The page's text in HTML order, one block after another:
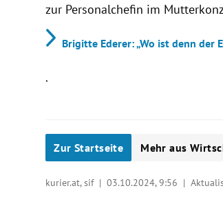
zur Personalchefin im
Brigitte Ederer: „Wo ist denn der
.
Zur Startseite Mehr aus
kurier.at, sif |03.10.2024, 9:56 |